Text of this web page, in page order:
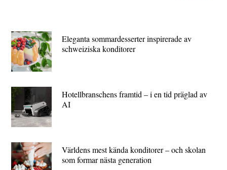
Eleganta sommardesserter inspirerade av
schweiziska konditorer
Hotellbranschens framtid – i en tid präglad av
AI
Världens mest kända konditorer – och skolan
som formar nästa generation